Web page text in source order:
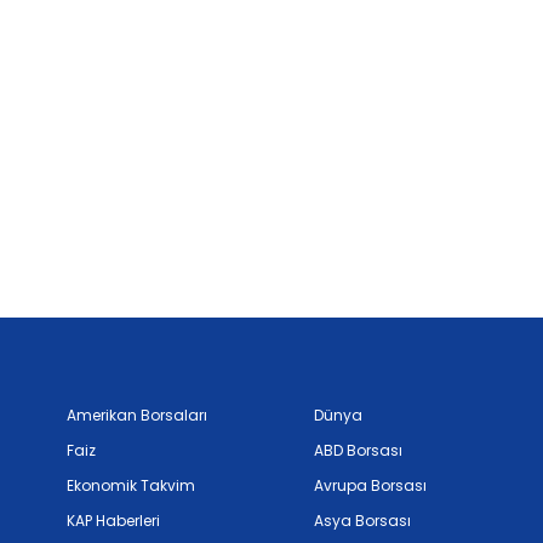
Amerikan Borsaları
Faiz
Ekonomik Takvim
KAP Haberleri
Dünya
ABD Borsası
Avrupa Borsası
Asya Borsası